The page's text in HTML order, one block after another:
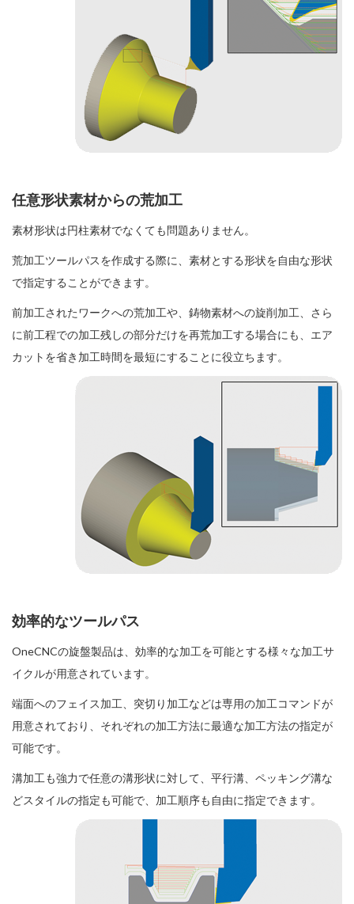
任意形状素材からの荒加工
素材形状は円柱素材でなくても問題ありません。
荒加工ツールパスを作成する際に、素材とする形状を自由な形状
で指定することができます。
前加工されたワークへの荒加工や、鋳物素材への旋削加工、さら
に前工程での加工残しの部分だけを再荒加工する場合にも、エア
カットを省き加工時間を最短にすることに役立ちます。
効率的なツールパス
OneCNCの旋盤製品は、効率的な加工を可能とする様々な加工サ
イクルが用意されています。
端面へのフェイス加工、突切り加工などは専用の加工コマンドが
用意されており、それぞれの加工方法に最適な加工方法の指定が
可能です。
溝加工も強力で任意の溝形状に対して、平行溝、ペッキング溝な
どスタイルの指定も可能で、加工順序も自由に指定できます。